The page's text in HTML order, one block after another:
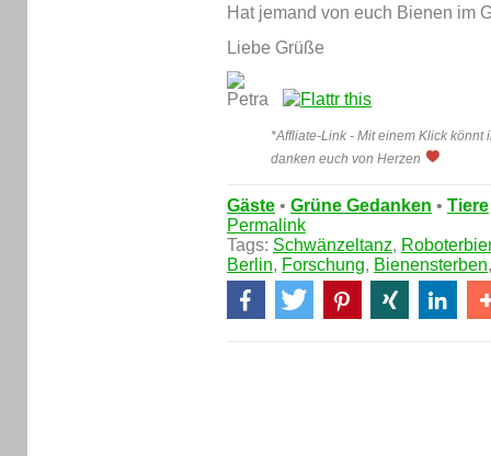
Hat jemand von euch Bienen im
Liebe Grüße
*Affliate-Link - Mit einem Klick könnt
danken euch von Herzen
Gäste • Grüne Gedanken • Tiere
Permalink
Tags: Schwänzeltanz,
Berlin, Forschung, Bienensterben